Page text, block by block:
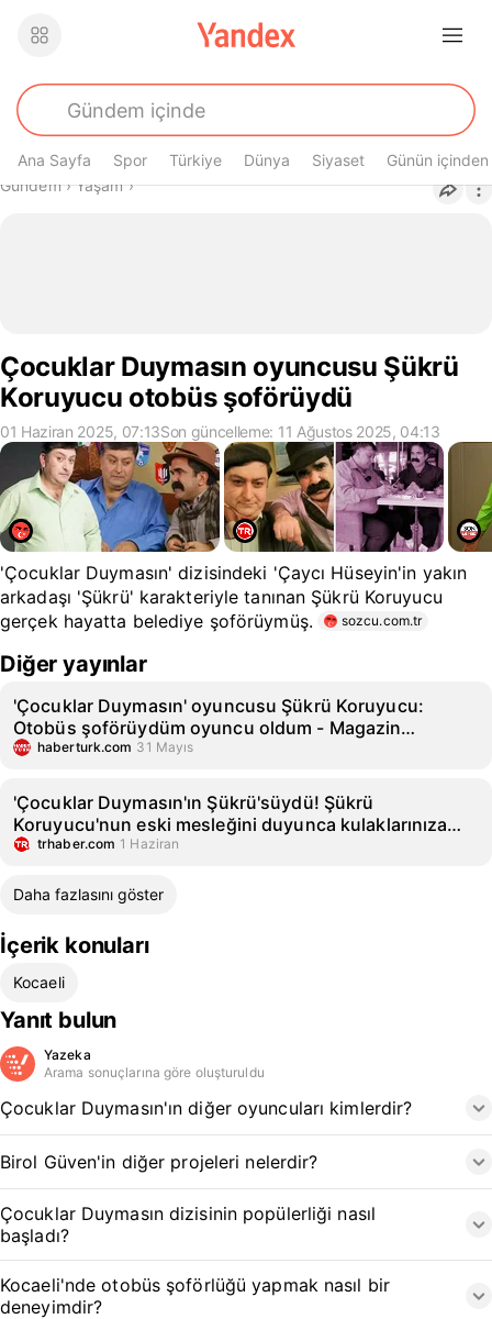
Ana Sayfa Spor Türkiye Dünya Siyaset Günün içinden
Buradasın
Gündem› Yaşam›
Çocuklar Duymasın oyuncusu Şükrü
Koruyucu otobüs şoförüydü
01 Haziran 2025, 07:13Son güncelleme: 11 Ağustos 2025, 04:13
'Çocuklar Duymasın' dizisindeki 'Çaycı Hüseyin'in yakın
arkadaşı 'Şükrü' karakteriyle tanınan Şükrü Koruyucu
gerçek hayatta belediye şoförüymüş.
sozcu.com.tr
Diğer yayınlar
'Çocuklar Duymasın' oyuncusu Şükrü Koruyucu:
Otobüs şoförüydüm oyuncu oldum - Magazin
haberleri
haberturk.com 31 Mayıs
'Çocuklar Duymasın'ın Şükrü'süydü! Şükrü
Koruyucu'nun eski mesleğini duyunca kulaklarınıza
inanamayacaksınız - TRHaber
trhaber.com 1 Haziran
Daha fazlasını göster
İçerik konuları
Kocaeli
Yanıt bulun
Yazeka
Arama sonuçlarına göre oluşturuldu
Çocuklar Duymasın'ın diğer oyuncuları kimlerdir?
Birol Güven'in diğer projeleri nelerdir?
Çocuklar Duymasın dizisinin popülerliği nasıl
başladı?
Kocaeli'nde otobüs şoförlüğü yapmak nasıl bir
deneyimdir?